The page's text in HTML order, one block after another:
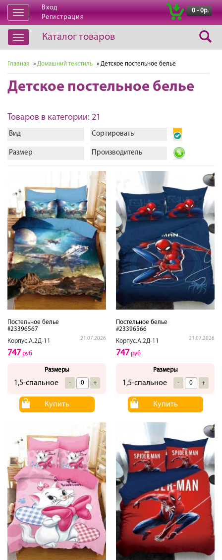
Открыть
навигацию
Вход
Регистрация
0 - 0р.
Открыть
навигацию
Каталог товаров
Главная » Домашний текстиль » Детское постельное белье
Детское постельное белье
Товаров в категории: 21
Вид Сортировать
Размер Производитель
Постельное белье
#23396567
Корпус.А.2Д-11
21.07.2026
747 руб
Размеры
1,5-спальное - +
Купить
Постельное белье
#23396566
Корпус.А.2Д-11
21.07.2026
747 руб
Размеры
1,5-спальное - +
Купить